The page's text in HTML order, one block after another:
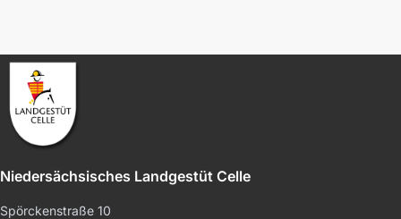
Niedersächsisches Landgestüt Celle
Spörckenstraße 10